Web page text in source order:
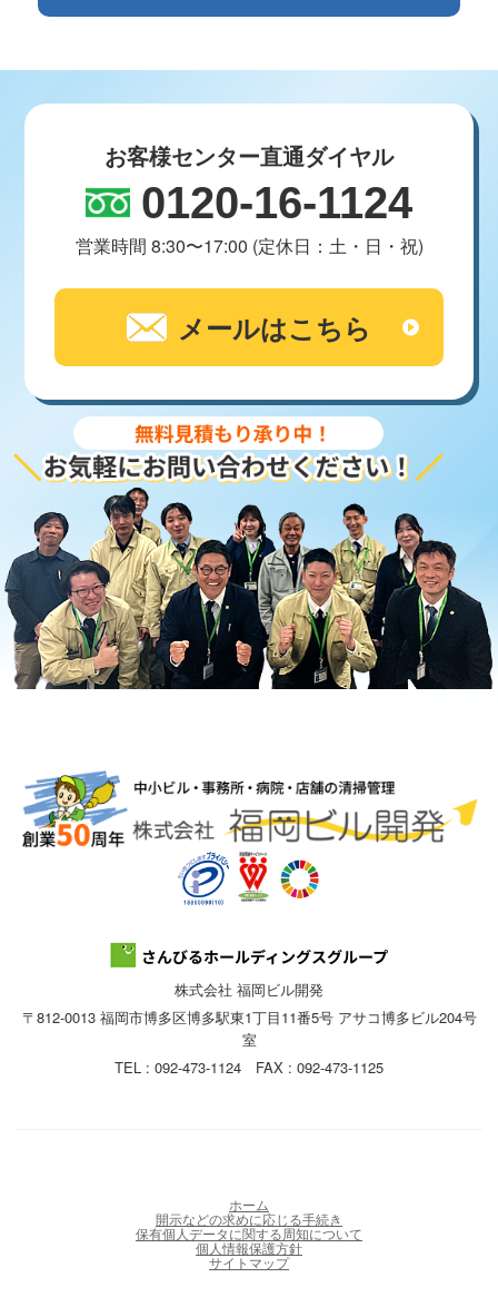
お客様センター直通ダイヤル
0120-16-1124
営業時間 8:30〜17:00 (定休日：土・日・祝)
メールはこちら
株式会社 福岡ビル開発
〒812-0013 福岡市博多区博多駅東1丁目11番5号 アサコ博多ビル204号
室
TEL : 092-473-1124 FAX : 092-473-1125
ホーム
開示などの求めに応じる手続き
保有個人データに関する周知について
個人情報保護方針
サイトマップ